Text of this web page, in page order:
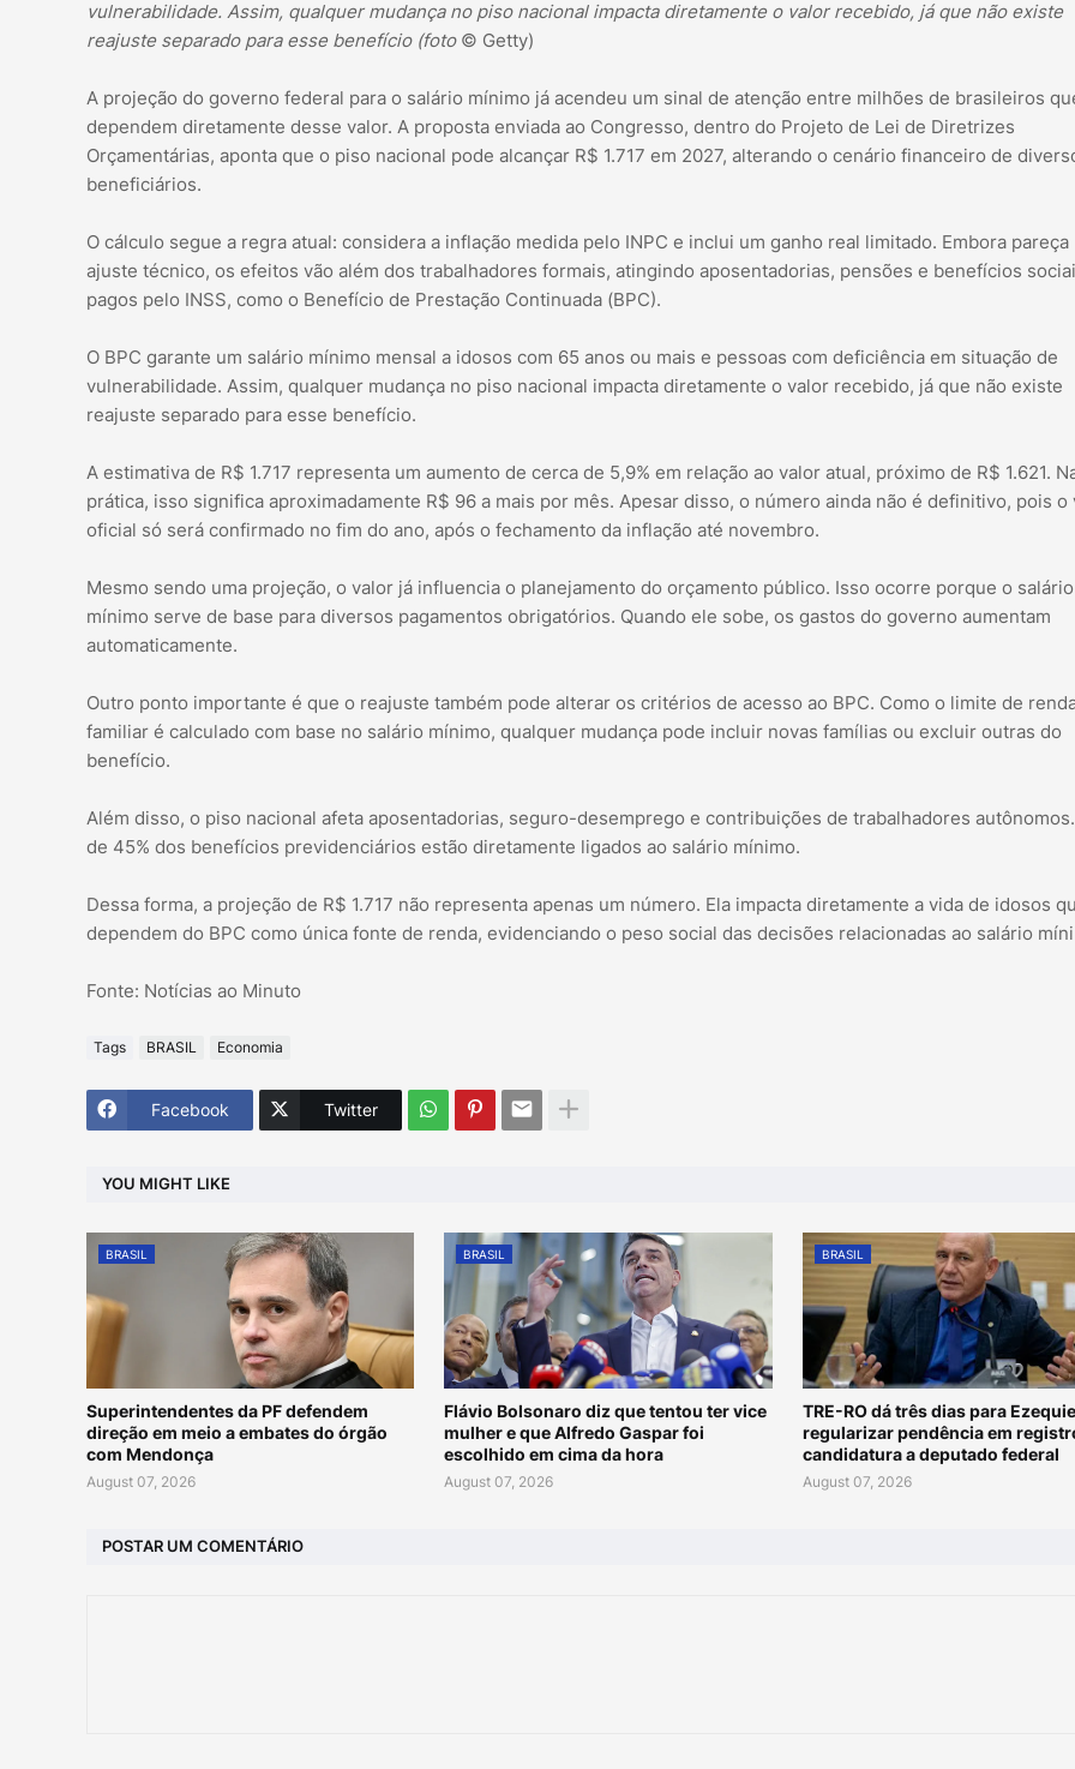
vulnerabilidade. Assim, qualquer mudança no piso nacional impacta diretamente o valor recebido, já que não existe
reajuste separado para esse benefício (foto © Getty)
A projeção do governo federal para o salário mínimo já acendeu um sinal de atenção entre milhões de brasileiros
dependem diretamente desse valor. A proposta enviada ao Congresso, dentro do Projeto de Lei de Diretrizes
Orçamentárias, aponta que o piso nacional pode alcançar R$ 1.717 em 2027, alterando o cenário financeiro de
beneficiários.
O cálculo segue a regra atual: considera a inflação medida pelo INPC e inclui um ganho real limitado. Embora pareça
ajuste técnico, os efeitos vão além dos trabalhadores formais, atingindo aposentadorias, pensões e benefícios
pagos pelo INSS, como o Benefício de Prestação Continuada (BPC).
O BPC garante um salário mínimo mensal a idosos com 65 anos ou mais e pessoas com deficiência em situação de
vulnerabilidade. Assim, qualquer mudança no piso nacional impacta diretamente o valor recebido, já que não existe
reajuste separado para esse benefício.
A estimativa de R$ 1.717 representa um aumento de cerca de 5,9% em relação ao valor atual, próximo de R$ 1.621.
prática, isso significa aproximadamente R$ 96 a mais por mês. Apesar disso, o número ainda não é definitivo, pois o
oficial só será confirmado no fim do ano, após o fechamento da inflação até novembro.
Mesmo sendo uma projeção, o valor já influencia o planejamento do orçamento público. Isso ocorre porque o salário
mínimo serve de base para diversos pagamentos obrigatórios. Quando ele sobe, os gastos do governo aumentam
automaticamente.
Outro ponto importante é que o reajuste também pode alterar os critérios de acesso ao BPC. Como o limite de
familiar é calculado com base no salário mínimo, qualquer mudança pode incluir novas famílias ou excluir outras do
benefício.
Além disso, o piso nacional afeta aposentadorias, seguro-desemprego e contribuições de trabalhadores
de 45% dos benefícios previdenciários estão diretamente ligados ao salário mínimo.
Dessa forma, a projeção de R$ 1.717 não representa apenas um número. Ela impacta diretamente a vida de idosos
dependem do BPC como única fonte de renda, evidenciando o peso social das decisões relacionadas ao salário
Fonte: Notícias ao Minuto
Tags BRASIL Economia
Facebook Twitter
YOU MIGHT LIKE
BRASIL
Superintendentes da PF defendem
direção em meio a embates do órgão
com Mendonça
August 07, 2026
BRASIL
Flávio Bolsonaro diz que tentou ter vice
mulher e que Alfredo Gaspar foi
escolhido em cima da hora
August 07, 2026
BRASIL
TRE-RO dá três dias para
regularizar pendência em
candidatura a deputado federal
August 07, 2026
POSTAR UM COMENTÁRIO